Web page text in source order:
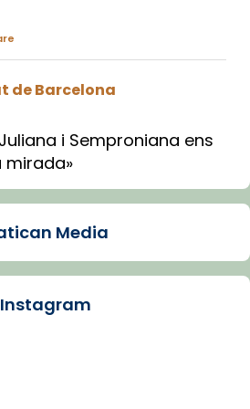
de Barcelona
i Semproniana ens
mirada»
bisbe de Tortosa, ha
Media
Instagram